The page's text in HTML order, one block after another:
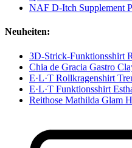
NAF D-Itch Supplement
Neuheiten:
3D-Strick-Funktionsshirt
Chia de Gracia Gastro
E·L·T Rollkragenshirt
E·L·T Funktionsshirt
Reithose Mathilda Glam